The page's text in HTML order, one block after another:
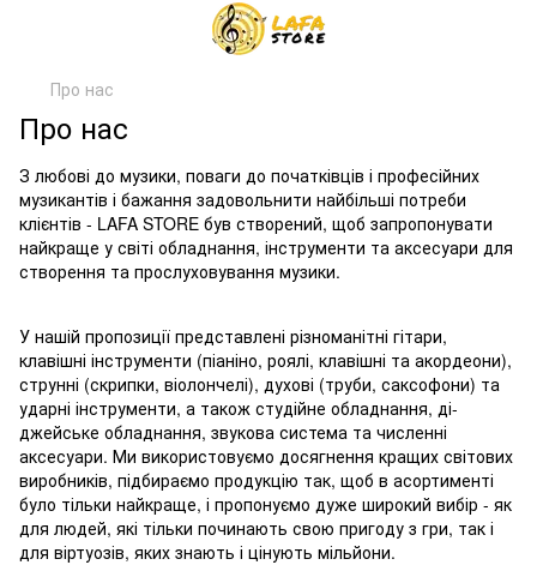
Про нас
Про нас
З любові до музики, поваги до початківців і професійних
музикантів і бажання задовольнити найбільші потреби
клієнтів - LAFA STORE був створений, щоб запропонувати
найкраще у світі обладнання, інструменти та аксесуари для
створення та прослуховування музики.
У нашій пропозиції представлені різноманітні гітари,
клавішні інструменти (піаніно, роялі, клавішні та акордеони),
струнні (скрипки, віолончелі), духові (труби, саксофони) та
ударні інструменти, а також студійне обладнання, ді-
джейське обладнання, звукова система та численні
аксесуари. Ми використовуємо досягнення кращих світових
виробників, підбираємо продукцію так, щоб в асортименті
було тільки найкраще, і пропонуємо дуже широкий вибір - як
для людей, які тільки починають свою пригоду з гри, так і
для віртуозів, яких знають і цінують мільйони.